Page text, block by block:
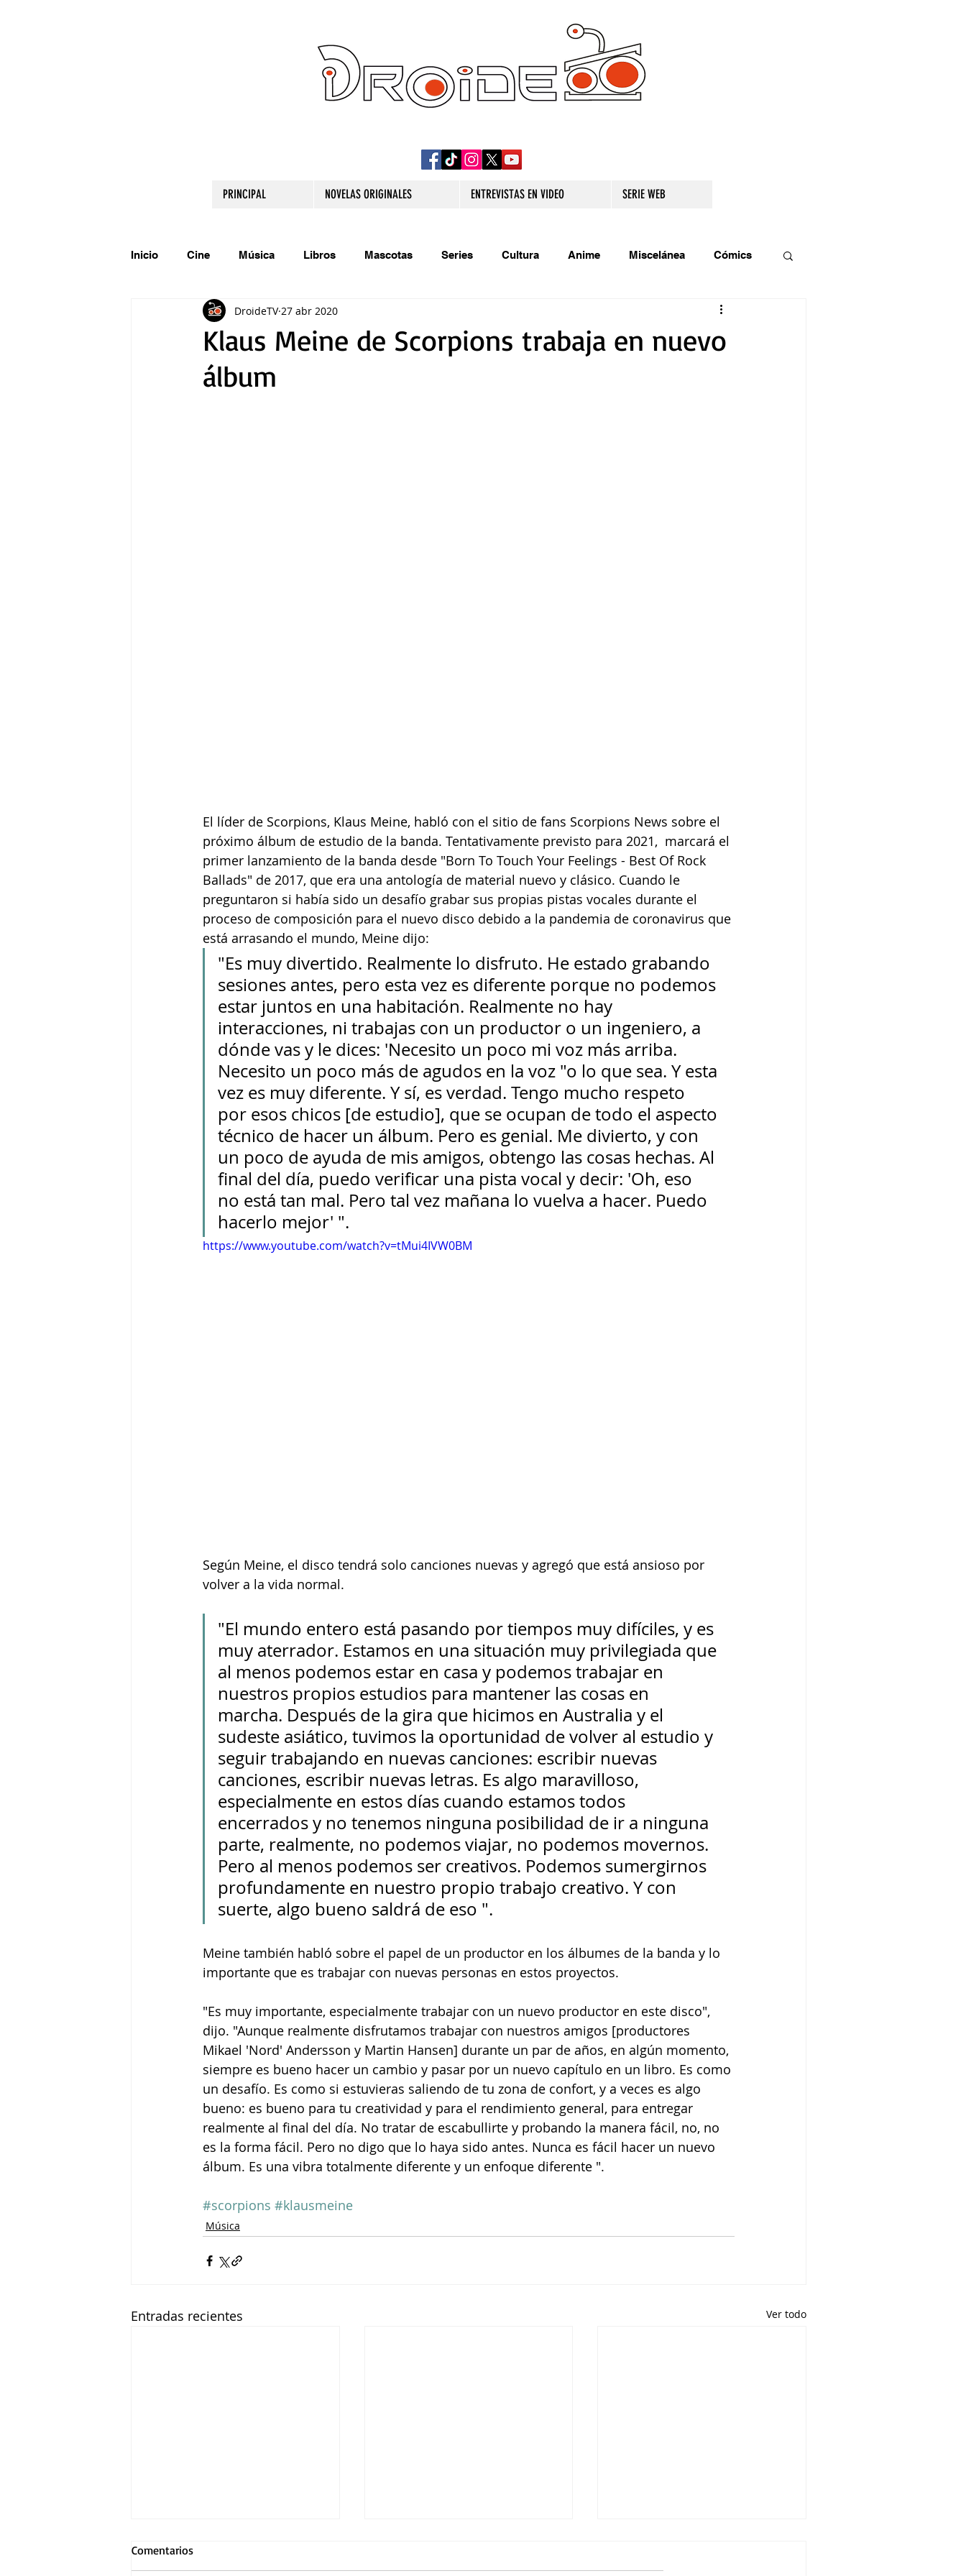
PRINCIPAL NOVELAS ORIGINALES ENTREVISTAS EN VIDEO SERIE WEB
Inicio Cine Música Libros Mascotas Series Cultura Anime Miscelánea Cómics
Comparte tu talento Relatos originales
Gastronomía Tecnología
Klaus Meine de Scorpions trabaja en nuevo
álbum
DroideTV 27 abr 2020
El líder de Scorpions, Klaus Meine, habló con el sitio de fans Scorpions News sobre el
próximo álbum de estudio de la banda. Tentativamente previsto para 2021,  marcará el
primer lanzamiento de la banda desde "Born To Touch Your Feelings - Best Of Rock
Ballads" de 2017, que era una antología de material nuevo y clásico. Cuando le
preguntaron si había sido un desafío grabar sus propias pistas vocales durante el
proceso de composición para el nuevo disco debido a la pandemia de coronavirus que
está arrasando el mundo, Meine dijo:
"Es muy divertido. Realmente lo disfruto. He estado grabando
sesiones antes, pero esta vez es diferente porque no podemos
estar juntos en una habitación. Realmente no hay
interacciones, ni trabajas con un productor o un ingeniero, a
dónde vas y le dices: 'Necesito un poco mi voz más arriba.
Necesito un poco más de agudos en la voz "o lo que sea. Y esta
vez es muy diferente. Y sí, es verdad. Tengo mucho respeto
por esos chicos [de estudio], que se ocupan de todo el aspecto
técnico de hacer un álbum. Pero es genial. Me divierto, y con
un poco de ayuda de mis amigos, obtengo las cosas hechas. Al
final del día, puedo verificar una pista vocal y decir: 'Oh, eso
no está tan mal. Pero tal vez mañana lo vuelva a hacer. Puedo
hacerlo mejor' ".
https://www.youtube.com/watch?v=tMui4IVW0BM
Según Meine, el disco tendrá solo canciones nuevas y agregó que está ansioso por
volver a la vida normal.
"El mundo entero está pasando por tiempos muy difíciles, y es
muy aterrador. Estamos en una situación muy privilegiada que
al menos podemos estar en casa y podemos trabajar en
nuestros propios estudios para mantener las cosas en
marcha. Después de la gira que hicimos en Australia y el
sudeste asiático, tuvimos la oportunidad de volver al estudio y
seguir trabajando en nuevas canciones: escribir nuevas
canciones, escribir nuevas letras. Es algo maravilloso,
especialmente en estos días cuando estamos todos
encerrados y no tenemos ninguna posibilidad de ir a ninguna
parte, realmente, no podemos viajar, no podemos movernos.
Pero al menos podemos ser creativos. Podemos sumergirnos
profundamente en nuestro propio trabajo creativo. Y con
suerte, algo bueno saldrá de eso ".
Meine también habló sobre el papel de un productor en los álbumes de la banda y lo
importante que es trabajar con nuevas personas en estos proyectos.
"Es muy importante, especialmente trabajar con un nuevo productor en este disco",
dijo. "Aunque realmente disfrutamos trabajar con nuestros amigos [productores
Mikael 'Nord' Andersson y Martin Hansen] durante un par de años, en algún momento,
siempre es bueno hacer un cambio y pasar por un nuevo capítulo en un libro. Es como
un desafío. Es como si estuvieras saliendo de tu zona de confort, y a veces es algo
bueno: es bueno para tu creatividad y para el rendimiento general, para entregar
realmente al final del día. No tratar de escabullirte y probando la manera fácil, no, no
es la forma fácil. Pero no digo que lo haya sido antes. Nunca es fácil hacer un nuevo
álbum. Es una vibra totalmente diferente y un enfoque diferente ".
#scorpions #klausmeine
Música
Entradas recientes Ver todo
Comentarios